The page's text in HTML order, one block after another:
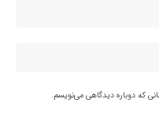
که دوباره دیدگاهی می‌نویسم.